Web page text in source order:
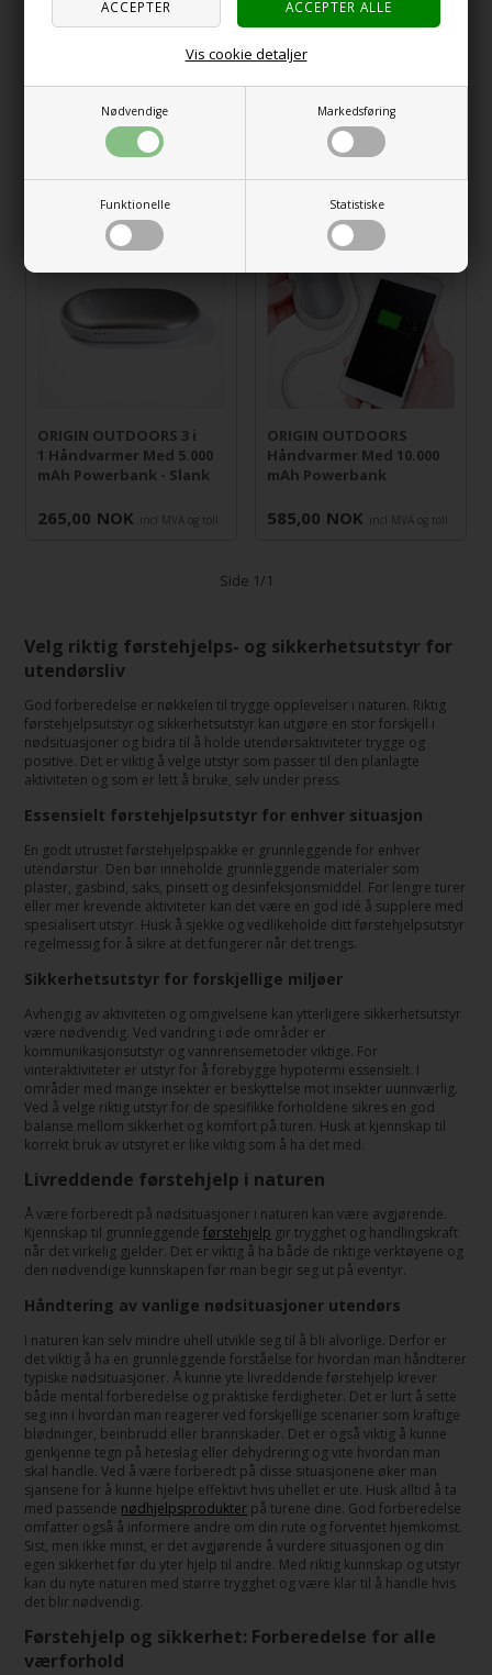
Nødvendige Markedsføring
Funktionelle Statistiske
Vis cookie detaljer
ProPlus Nødfilt Førstehjelpsskrin
ORIGIN OUTDOORS 3 i
1 Håndvarmer Med 5.000
mAh Powerbank - Slank
265,00 NOK incl MVA og toll
ORIGIN OUTDOORS
Håndvarmer Med 10.000
mAh Powerbank
585,00 NOK incl MVA og toll
Side 1/1
Velg riktig førstehjelps- og sikkerhetsutstyr for
utendørsliv
God forberedelse er nøkkelen til trygge opplevelser i naturen. Riktig
førstehjelpsutstyr og sikkerhetsutstyr kan utgjøre en stor forskjell i
nødsituasjoner og bidra til å holde utendørsaktiviteter trygge og
positive. Det er viktig å velge utstyr som passer til den planlagte
aktiviteten og som er lett å bruke, selv under press.
Essensielt førstehjelpsutstyr for enhver situasjon
En godt utrustet førstehjelpspakke er grunnleggende for enhver
utendørstur. Den bør inneholde grunnleggende materialer som
plaster, gasbind, saks, pinsett og desinfeksjonsmiddel. For lengre turer
eller mer krevende aktiviteter kan det være en god idé å supplere med
spesialisert utstyr. Husk å sjekke og vedlikeholde ditt førstehjelpsutstyr
regelmessig for å sikre at det fungerer når det trengs.
Sikkerhetsutstyr for forskjellige miljøer
Avhengig av aktiviteten og omgivelsene kan ytterligere sikkerhetsutstyr
være nødvendig. Ved vandring i øde områder er
kommunikasjonsutstyr og vannrensemetoder viktige. For
vinteraktiviteter er utstyr for å forebygge hypotermi essensielt. I
områder med mange insekter er beskyttelse mot insekter uunnværlig.
Ved å velge riktig utstyr for de spesifikke forholdene sikres en god
balanse mellom sikkerhet og komfort på turen. Husk at kjennskap til
korrekt bruk av utstyret er like viktig som å ha det med.
Livreddende førstehjelp i naturen
Å være forberedt på nødsituasjoner i naturen kan være avgjørende.
Kjennskap til grunnleggendeførstehjelp gir trygghet og handlingskraft
når det virkelig gjelder. Det er viktig å ha både de riktige verktøyene og
den nødvendige kunnskapen før man begir seg ut på eventyr.
Håndtering av vanlige nødsituasjoner utendørs
I naturen kan selv mindre uhell utvikle seg til å bli alvorlige. Derfor er
det viktig å ha en grunnleggende forståelse for hvordan man håndterer
typiske nødsituasjoner. Å kunne yte livreddende førstehjelp krever
både mental forberedelse og praktiske ferdigheter. Det er lurt å sette
seg inn i hvordan man reagerer ved forskjellige scenarier som kraftige
blødninger, beinbrudd eller brannskader. Det er også viktig å kunne
gjenkjenne tegn på heteslag eller dehydrering og vite hvordan man
skal handle. Ved å være forberedt på disse situasjonene øker man
sjansene for å kunne hjelpe effektivt hvis uhellet er ute. Husk alltid å ta
med passende nødhjelpsprodukter på turene dine. God forberedelse
omfatter også å informere andre om din rute og forventet hjemkomst.
Sist, men ikke minst, er det avgjørende å vurdere situasjonen og din
egen sikkerhet før du yter hjelp til andre. Med riktig kunnskap og utstyr
kan du nyte naturen med større trygghet og være klar til å handle hvis
det blir nødvendig.
Førstehjelp og sikkerhet: Forberedelse for alle
værforhold